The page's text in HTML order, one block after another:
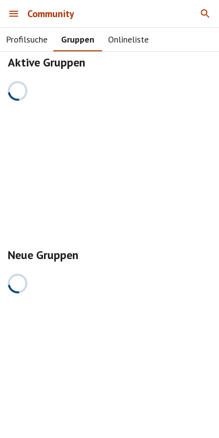
Community
Profilsuche Gruppen Onlineliste
Aktive Gruppen
Neue Gruppen